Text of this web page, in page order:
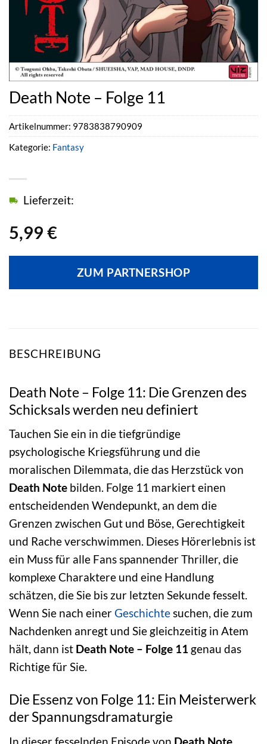
Death Note – Folge 11
5,99 €
Lieferzeit:
ZUM PARTNERSHOP
Artikelnummer: 9783838790909
Kategorie: Fantasy
BESCHREIBUNG
Death Note – Folge 11: Die Grenzen des
Schicksals werden neu definiert
Tauchen Sie ein in die tiefgründige
psychologische Kriegsführung und die
moralischen Dilemmata, die das Herzstück von
Death Note bilden. Folge 11 markiert einen
entscheidenden Wendepunkt, an dem die
Grenzen zwischen Gut und Böse, Gerechtigkeit
und Rache verschwimmen. Dieses Hörerlebnis ist
ein Muss für alle Fans spannender Thriller, die
komplexe Charaktere und eine Handlung
schätzen, die Sie bis zur letzten Sekunde fesselt.
Wenn Sie nach einerGeschichtesuchen, die zum
Nachdenken anregt und Sie gleichzeitig in Atem
hält, dann ist Death Note – Folge 11 genau das
Richtige für Sie.
Die Essenz von Folge 11: Ein Meisterwerk
der Spannungsdramaturgie
In dieser fesselnden Episode von Death Note